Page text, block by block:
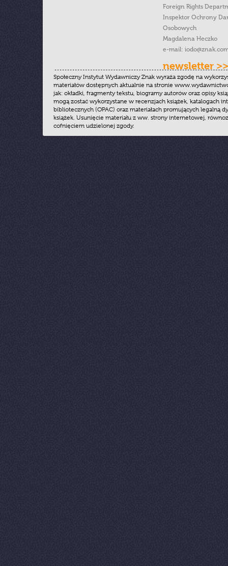
Foreign Rights
Inspektor Ochrony
Osobowych
Magdalena Heczko
e-mail:
newsletter >>
Społeczny Instytut Wydawniczy Znak wyraża zgodę na
materiałów dostępnych aktualnie na stronie
jak: okładki, fragmenty tekstu, biogramy autorów oraz opisy
mogą zostać wykorzystane w recenzjach książek, katalogach
bibliotecznych (OPAC) oraz materiałach promujących legalną
książek. Usunięcie materiału z ww. strony internetowej,
cofnięciem udzielonej zgody.